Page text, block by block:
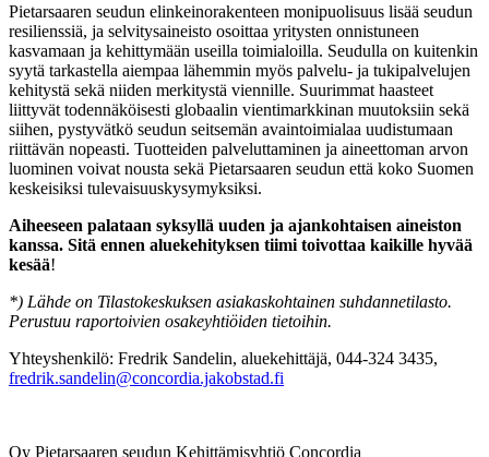
Pietarsaaren seudun elinkeinorakenteen monipuolisuus lisää seudun
resilienssiä, ja selvitysaineisto osoittaa yritysten onnistuneen
kasvamaan ja kehittymään useilla toimialoilla. Seudulla on kuitenkin
syytä tarkastella aiempaa lähemmin myös palvelu- ja tukipalvelujen
kehitystä sekä niiden merkitystä viennille. Suurimmat haasteet
liittyvät todennäköisesti globaalin vientimarkkinan muutoksiin sekä
siihen, pystyvätkö seudun seitsemän avaintoimialaa uudistumaan
riittävän nopeasti. Tuotteiden palveluttaminen ja aineettoman arvon
luominen voivat nousta sekä Pietarsaaren seudun että koko Suomen
keskeisiksi tulevaisuuskysymyksiksi.
Aiheeseen palataan syksyllä uuden ja ajankohtaisen aineiston
kanssa. Sitä ennen aluekehityksen tiimi toivottaa kaikille hyvää
kesää!
*) Lähde on Tilastokeskuksen asiakaskohtainen suhdannetilasto.
Perustuu raportoivien osakeyhtiöiden tietoihin.
Yhteyshenkilö: Fredrik Sandelin, aluekehittäjä, 044-324 3435,
fredrik.sandelin@concordia.jakobstad.fi
Oy Pietarsaaren seudun Kehittämisyhtiö Concordia